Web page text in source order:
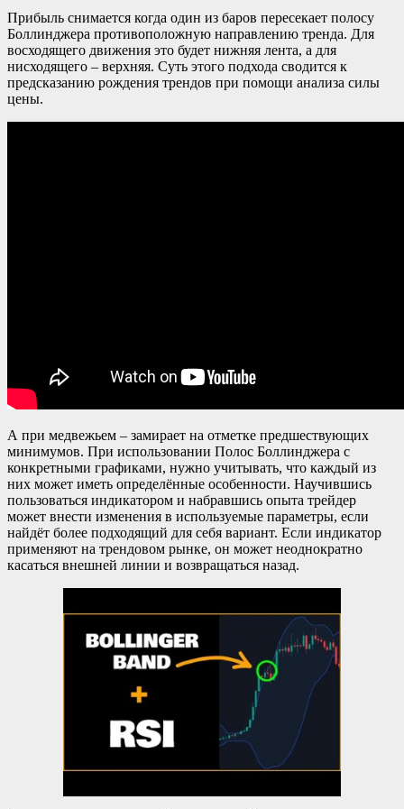
Прибыль снимается когда один из баров пересекает полосу
Боллинджера противоположную направлению тренда. Для
восходящего движения это будет нижняя лента, а для
нисходящего – верхняя. Суть этого подхода сводится к
предсказанию рождения трендов при помощи анализа силы
цены.
А при медвежьем – замирает на отметке предшествующих
минимумов. При использовании Полоc Боллинджера с
конкретными графиками, нужно учитывать, что каждый из
них может иметь определённые особенности. Научившись
пользоваться индикатором и набравшись опыта трейдер
может внести изменения в используемые параметры, если
найдёт более подходящий для себя вариант. Если индикатор
применяют на трендовом рынке, он может неоднократно
касаться внешней линии и возвращаться назад.